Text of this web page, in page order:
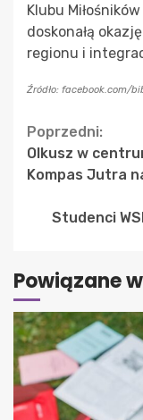
Klubu
doskonałą
regionu i
Źródło: facebook.com/
Continue
Reading
Poprzedni:
Olkusz w
Kompas Jutra
Studenci
Powiązane